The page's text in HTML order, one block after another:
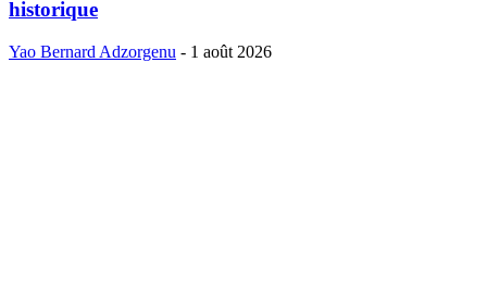
historique
Yao Bernard Adzorgenu - 1 août 2026